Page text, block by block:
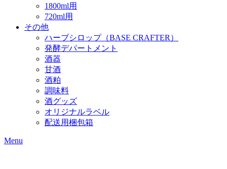
1800ml用
720ml用
その他
ハーブシロップ（BASE CRAFTER）
発酵デパートメント
酒器
甘酒
酒粕
調味料
酒グッズ
オリジナルラベル
配送用梱包箱
Menu